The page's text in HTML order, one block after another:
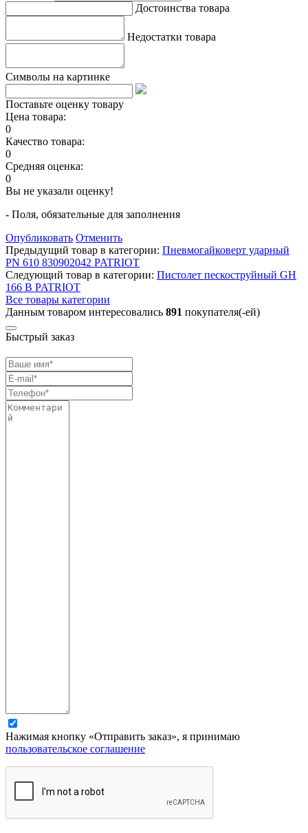
Достоинства товара
Недостатки товара
Символы на картинке
Поставьте оценку товару
Цена товара:
0
Качество товара:
0
Средняя оценка:
0
Вы не указали оценку!
- Поля, обязательные для заполнения
Опубликовать Отменить
Предыдущий товар в категории: Пневмогайковерт ударный
PN 610 830902042 PATRIOT
Следующий товар в категории: Пистолет пескоструйный GH
166 B PATRIOT
Все товары категории
Данным товаром интересовались 891 покупателя(-ей)
Быстрый заказ
Нажимая кнопку «Отправить заказ», я принимаю
пользовательское соглашение